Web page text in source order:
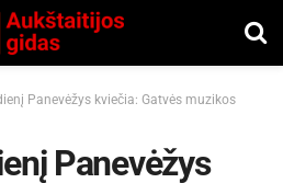
Panevėžys kviečia: Gatvės muzikos
Panevėžys